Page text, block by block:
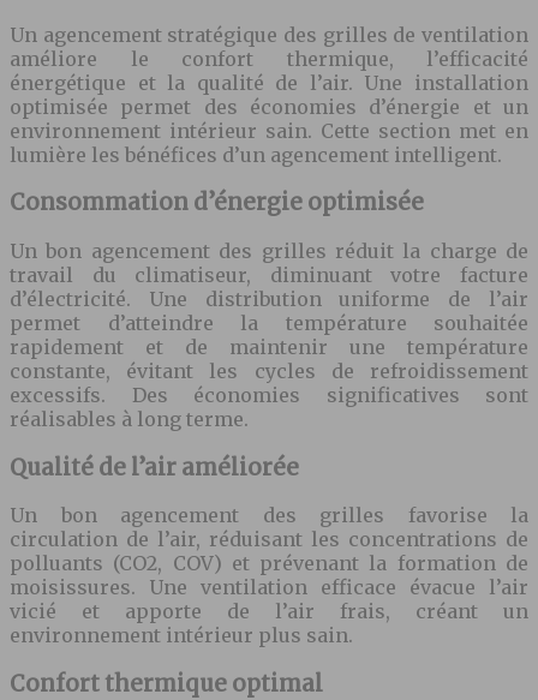
Un agencement stratégique des grilles de ventilation
améliore le confort thermique, l’efficacité
énergétique et la qualité de l’air. Une installation
optimisée permet des économies d’énergie et un
environnement intérieur sain. Cette section met en
lumière les bénéfices d’un agencement intelligent.
Consommation d’énergie optimisée
Un bon agencement des grilles réduit la charge de
travail du climatiseur, diminuant votre facture
d’électricité. Une distribution uniforme de l’air
permet d’atteindre la température souhaitée
rapidement et de maintenir une température
constante, évitant les cycles de refroidissement
excessifs. Des économies significatives sont
réalisables à long terme.
Qualité de l’air améliorée
Un bon agencement des grilles favorise la
circulation de l’air, réduisant les concentrations de
polluants (CO2, COV) et prévenant la formation de
moisissures. Une ventilation efficace évacue l’air
vicié et apporte de l’air frais, créant un
environnement intérieur plus sain.
Confort thermique optimal